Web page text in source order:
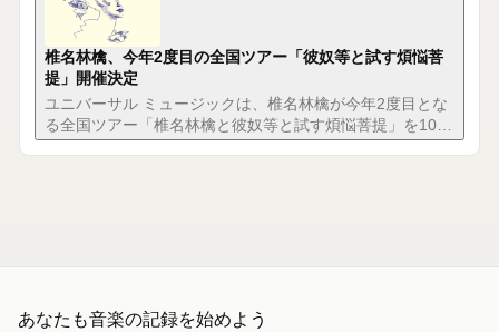
ユニバーサル ミュージックは、椎名林檎が今年2度目とな
る全国ツアー「椎名林檎と彼奴等と試す煩悩菩提」を10月
30日より開催すると発表。全国7会場11公演を予定してい
ます。
あなたも音楽の記録を始めよう